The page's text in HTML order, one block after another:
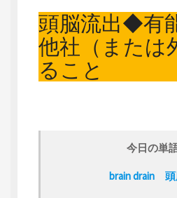
頭脳流出◆有
他社（または
ること
今日の単
brain drain 頭